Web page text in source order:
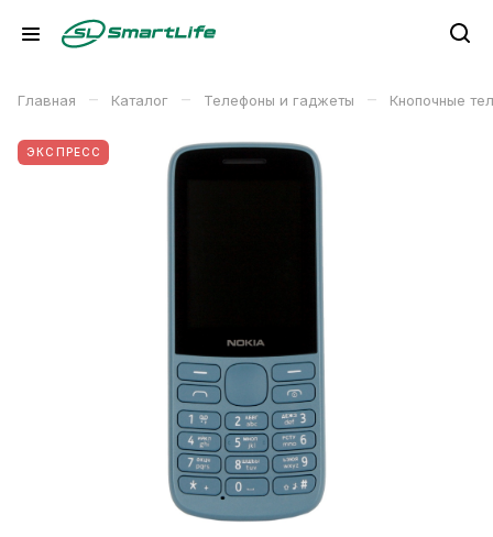
Главная – Каталог – Телефоны и гаджеты – Кнопочные
ЭКСПРЕСС